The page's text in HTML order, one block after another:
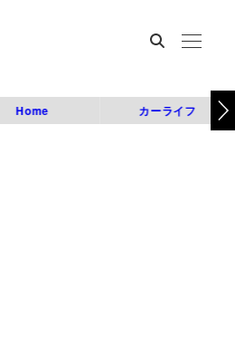
Home カーライフ